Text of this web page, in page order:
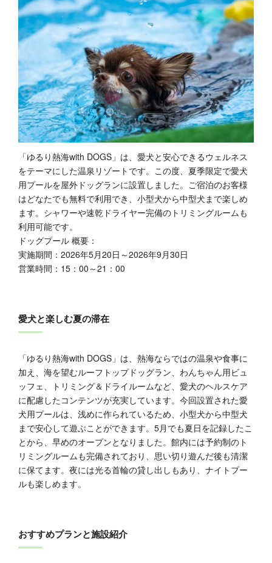
「ゆるり熱海with DOGS」は、愛犬と安心できるウェルネス
をテーマにした温泉リゾートです。この度、夏季限定で愛犬
用プールを屋外ドッグランに設置しました。ご宿泊のお客様
はどなたでも無料で利用でき、小型犬から中型犬まで楽しめ
ます。シャワーや速乾ドライヤー完備のトリミングルームも
利用可能です。
ドッグプール 概要：
実施期間：2026年5月20日～2026年9月30日
営業時間：15：00～21：00
愛犬と楽しむ夏の滞在
「ゆるり熱海with DOGS」は、熱海ならではの温泉や食事に
加え、海を望むルーフトップドッグラン、わんちゃん用ビュ
ッフェ、トリミング＆ドライルームなど、愛犬のヘルスケア
に配慮したコンテンツが充実しています。今回設置された愛
犬用プールは、浅めに作られているため、小型犬から中型犬
まで安心して遊ぶことができます。5月でも夏日を記録したこ
とから、早めのオープンとなりました。館内には予約制のト
リミングルームも完備されており、思い切り遊んだ後も清潔
に保てます。夜には光る首輪の貸し出しもあり、ナイトプー
ルも楽しめます。
おすすめプランと施設紹介